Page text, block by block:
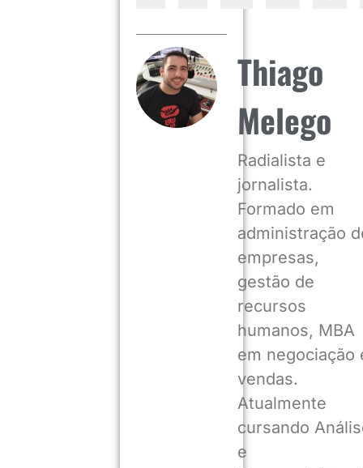
Thiago
Melego
Radialista e
jornalista.
Formado em
administração
empresas,
gestão de
recursos
humanos, MBA
em negociação
vendas.
Atualmente
cursando
e